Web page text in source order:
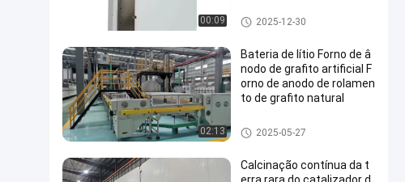
00:09 Fornos de secagem
2025-12-30
02:13
Bateria de lítio Forno de â
nodo de grafito artificial F
orno de anodo de rolamen
to de grafito natural
fornalha de lareira do rolo
2025-05-27
Calcinação contínua da t